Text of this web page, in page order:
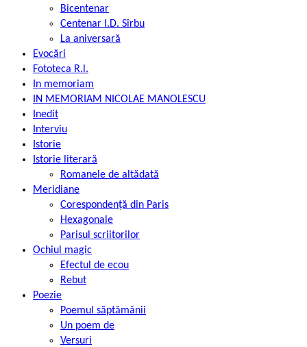
Bicentenar
Centenar I.D. Sîrbu
La aniversară
Evocări
Fototeca R.l.
In memoriam
IN MEMORIAM NICOLAE MANOLESCU
Inedit
Interviu
Istorie
Istorie literară
Romanele de altădată
Meridiane
Corespondență din Paris
Hexagonale
Parisul scriitorilor
Ochiul magic
Efectul de ecou
Rebut
Poezie
Poemul săptămânii
Un poem de
Versuri